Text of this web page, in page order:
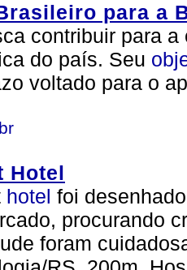
para a
contribuir para
do país. Seu
voltado para o
Hotel
hotel foi
procurando
foram